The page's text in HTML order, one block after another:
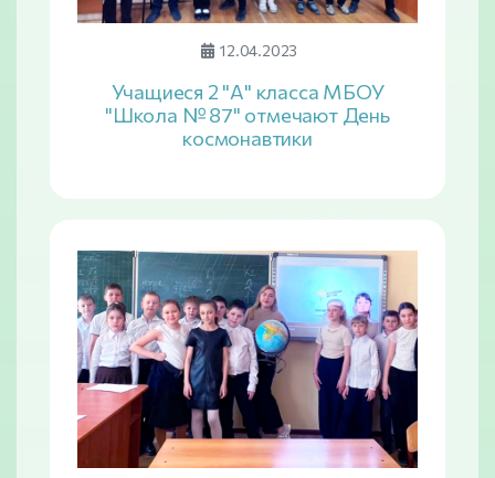
12.04.2023
Учащиеся 2 "А" класса МБОУ
"Школа № 87" отмечают День
космонавтики